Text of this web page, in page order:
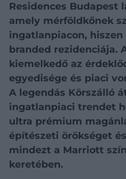
Residences Budapest
amely mérföldkőnek
ingatlanpiacon, hiszen
branded rezidenciája.
kiemelkedő az
egyedisége és piaci
A legendás Körszálló
ingatlanpiaci trendet
ultra prémium
építészeti örökséget
mindezt a Marriott
keretében.